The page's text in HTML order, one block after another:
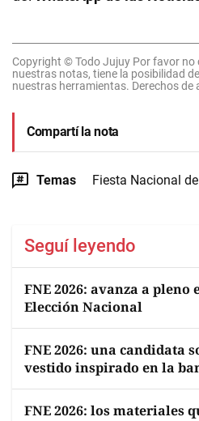
Copyright © Todo Jujuy Por favor no
nuestras notas, tiene la posibilidad
nuestras herramientas. Derechos de
Compartí la nota
Temas Fiesta Nacional
Seguí leyendo
FNE 2026: avanza a pleno
Elección Nacional
FNE 2026: una candidata
vestido inspirado en la
FNE 2026: los materiales